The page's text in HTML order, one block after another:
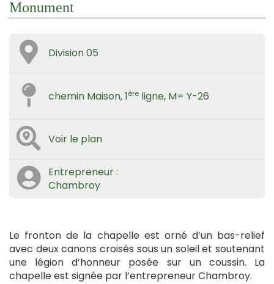
Monument
Division 05
chemin Maison, 1ère ligne, M= Y-26
Voir le plan
Entrepreneur :
Chambroy
Le fronton de la chapelle est orné d’un bas-relief
avec deux canons croisés sous un soleil et soutenant
une légion d’honneur posée sur un coussin. La
chapelle est signée par l’entrepreneur Chambroy.